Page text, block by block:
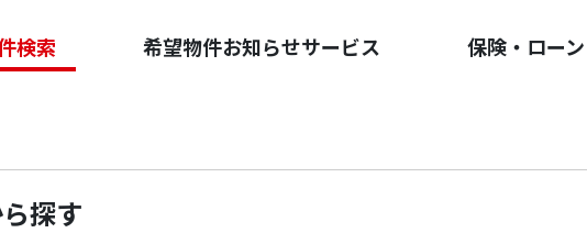
検索 希望物件お知らせサービス 保険・ローン
探す